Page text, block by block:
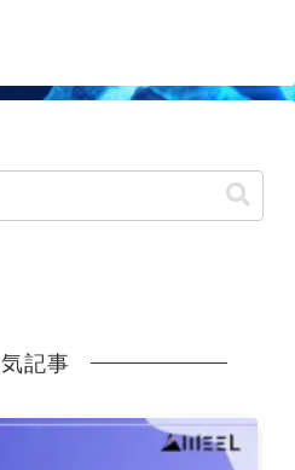
気記事